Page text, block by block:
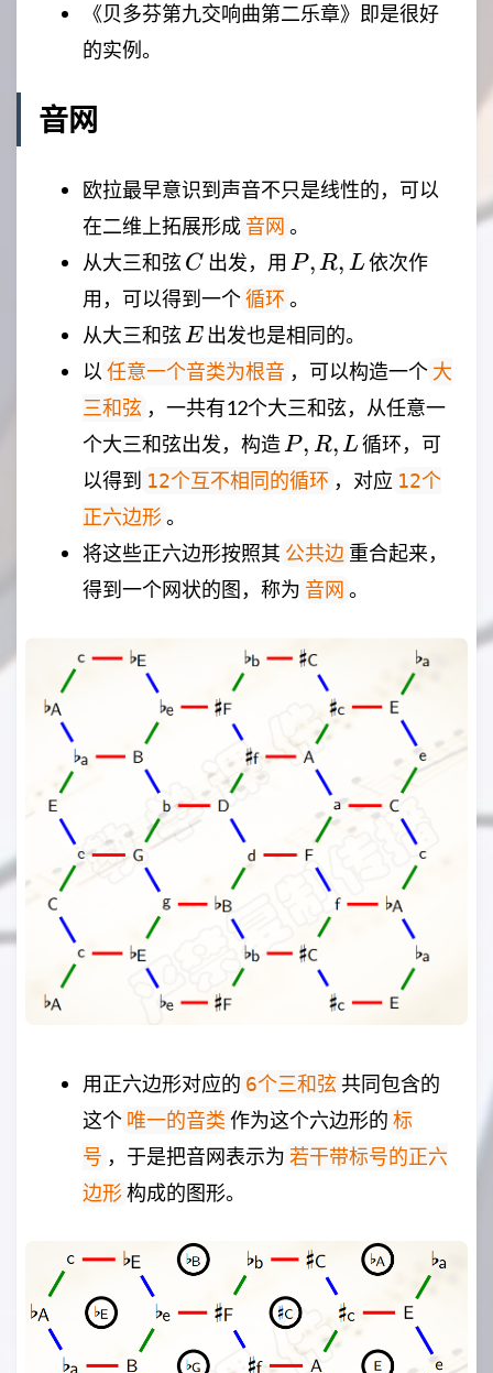
《贝多芬第九交响曲第二乐章》即是很好
的实例。
音网
欧拉最早意识到声音不只是线性的，可以
在二维上拓展形成 音网 。
从大三和弦C
C 出发，用 P,R,L
P,R, L依次作
用，可以得到一个循环 。
从大三和弦 E
E 出发也是相同的。
以 任意一个音类为根音 ，可以构造一个 大
三和弦 ，一共有12个大三和弦，从任意一
个大三和弦出发，构造 P,R,L
P, R, L循环，可
以得到 12个互不相同的循环 ，对应 12个
正六边形。
将这些正六边形按照其 公共边 重合起来，
得到一个网状的图，称为 音网 。
用正六边形对应的 6个三和弦共同包含的
这个 唯一的音类 作为这个六边形的 标
号 ，于是把音网表示为 若干带标号的正六
边形构成的图形。